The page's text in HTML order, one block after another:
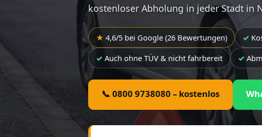
kostenloser Abholung in jeder Stadt in
4,6/5 bei Google (26 Bewertungen)
Auch ohne TÜV & nicht fahrbereit
📞 0800 9738080 – kostenlos